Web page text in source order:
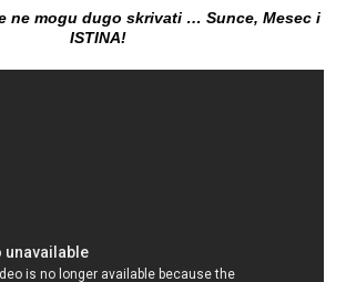
ne mogu dugo skrivati … Sunce, Mesec i
ISTINA!